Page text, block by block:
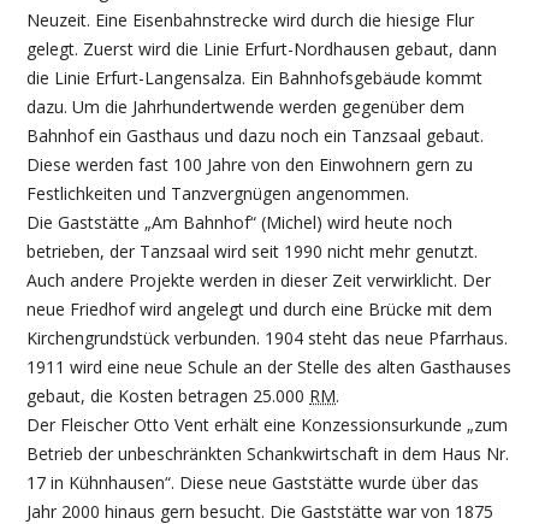
Neuzeit. Eine Eisenbahnstrecke wird durch die hiesige Flur
gelegt. Zuerst wird die Linie Erfurt-Nordhausen gebaut, dann
die Linie Erfurt-Langensalza. Ein Bahnhofsgebäude kommt
dazu. Um die Jahrhundertwende werden gegenüber dem
Bahnhof ein Gasthaus und dazu noch ein Tanzsaal gebaut.
Diese werden fast 100 Jahre von den Einwohnern gern zu
Festlichkeiten und Tanzvergnügen angenommen.
Die Gaststätte „Am Bahnhof“ (Michel) wird heute noch
betrieben, der Tanzsaal wird seit 1990 nicht mehr genutzt.
Auch andere Projekte werden in dieser Zeit verwirklicht. Der
neue Friedhof wird angelegt und durch eine Brücke mit dem
Kirchengrundstück verbunden. 1904 steht das neue Pfarrhaus.
1911 wird eine neue Schule an der Stelle des alten Gasthauses
gebaut, die Kosten betragen 25.000 RM.
Der Fleischer Otto Vent erhält eine Konzessionsurkunde „zum
Betrieb der unbeschränkten Schankwirtschaft in dem Haus Nr.
17 in Kühnhausen“. Diese neue Gaststätte wurde über das
Jahr 2000 hinaus gern besucht. Die Gaststätte war von 1875